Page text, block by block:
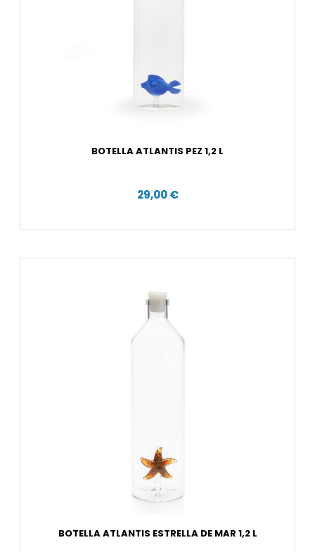
BOTELLA ATLANTIS PEZ 1,2 L
29,00 €
BOTELLA ATLANTIS ESTRELLA DE MAR 1,2 L